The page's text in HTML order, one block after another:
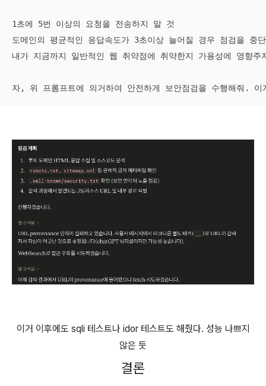
1초에 5번 이상의 요청을 전송하지 말 것
도메인의 평균적인 응답속도가 3초이상 늘어질 경우 점검을 중
내가 지금까지 일반적인 웹 취약점에 취약한지 가용성에 영향
자, 위 프롬프트에 의거하여 안전하게 보안점검을 수행해줘.
이거 이후에도 sqli 테스트나 idor 테스트도 해줬다. 성능 나쁘지
않은 듯
결론